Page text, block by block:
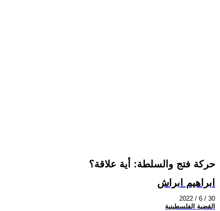
حركة فتج والسلطة: أية علاقة؟
ابراهيم ابراش
2022 / 6 / 30
القضية الفلسطينية